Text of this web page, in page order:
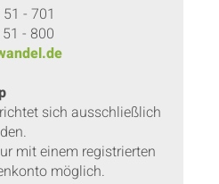
- 701
- 800
sich ausschließlich
mit einem registrierten
möglich.